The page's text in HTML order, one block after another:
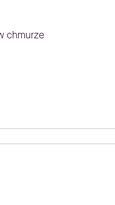
chmurze